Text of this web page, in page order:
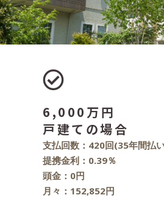
6,000万円
戸建ての場合
支払回数：420回(35年間払
提携金利：0.39％
頭金：0円
月々：152,852円